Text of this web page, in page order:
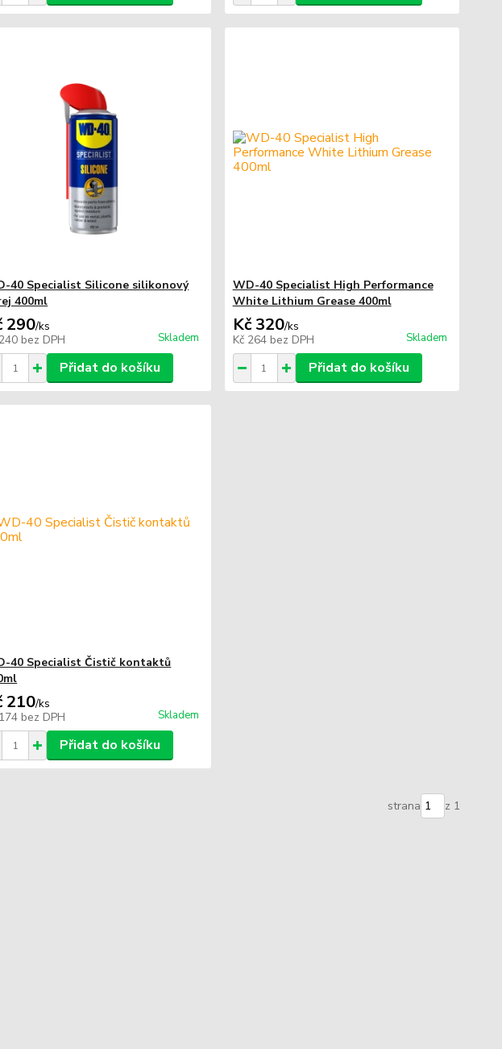
40 Specialist Silicone silikonový
400ml
290/ks
bez DPH Skladem
Přidat do košíku
WD-40 Specialist High Performance
White Lithium Grease 400ml
Kč 320/ks
Kč 264 bez DPH Skladem
Přidat do košíku
40 Specialist Čistič kontaktů
210/ks
bez DPH Skladem
Přidat do košíku
strana z 1